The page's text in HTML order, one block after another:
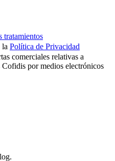
tratamientos
la Política de Privacidad
comerciales relativas a
por medios electrónicos